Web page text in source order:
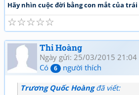
Hãy nhìn cuộc đời bằng con mắt của
☆
☆
☆
☆
☆
Thi Hoàng
Ngày gửi: 25/03/2015 21:04
Có
6 người thích
Trương Quốc Hoàngđã viết: